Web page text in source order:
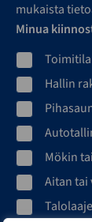
mukaista
Minua
Hallin
Mökin
Aitan tai